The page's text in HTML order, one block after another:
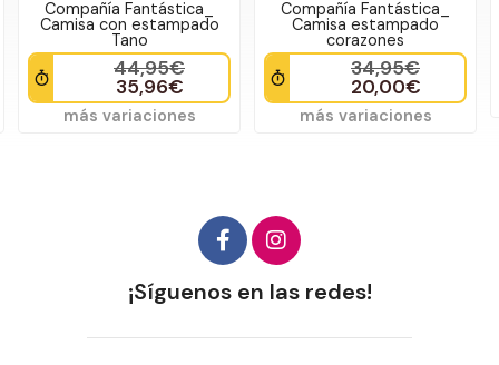
Compañía Fantástica_
Camisa estampado
corazones
34,95€
20,00€
más variaciones
Md´M_ Blusa cuadros
amarilla
49,95€
29,00€
más variaciones
¡Síguenos en las redes!